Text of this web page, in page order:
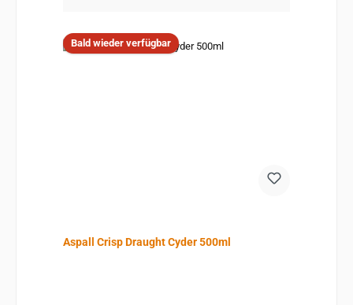
Bald wieder verfügbar
Aspall Crisp Draught Cyder 500ml